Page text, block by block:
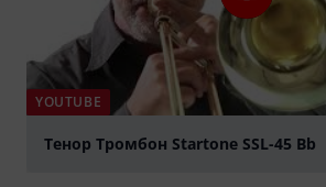
YOUTUBE
Тенор Тромбон Startone SSL-45 Bb